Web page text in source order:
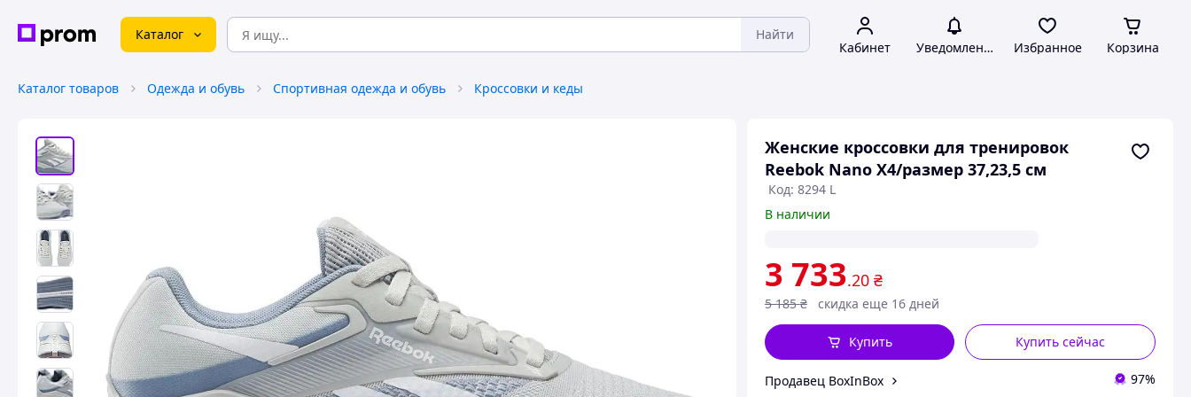
Каталог Найти
Кабинет Уведомления Избранное Корзина
Каталог товаров Одежда и обувь Спортивная одежда и обувь Кроссовки и кеды
Женские кроссовки для тренировок
Reebok Nano X4/размер 37,23,5 см
Код: 8294 L
В наличии
3 733.20 ₴
5 185 ₴ скидка еще 16 дней
Купить сейчас
Купить
Продавец BoxInBox 97%